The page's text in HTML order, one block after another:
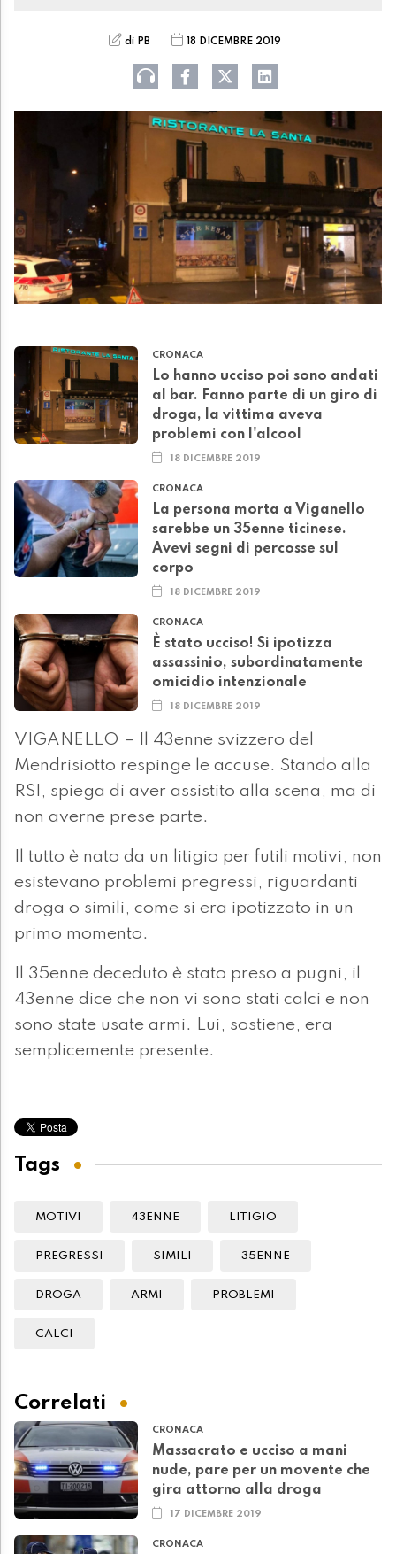
di PB 18 DICEMBRE 2019
CRONACA
Lo hanno ucciso poi sono andati
al bar. Fanno parte di un giro di
droga, la vittima aveva
problemi con l'alcool
18 DICEMBRE 2019
CRONACA
La persona morta a Viganello
sarebbe un 35enne ticinese.
Avevi segni di percosse sul
corpo
18 DICEMBRE 2019
CRONACA
È stato ucciso! Si ipotizza
assassinio, subordinatamente
omicidio intenzionale
18 DICEMBRE 2019
VIGANELLO – Il 43enne svizzero del
Mendrisiotto respinge le accuse. Stando alla
RSI, spiega di aver assistito alla scena, ma di
non averne prese parte.
Il tutto è nato da un litigio per futili motivi, non
esistevano problemi pregressi, riguardanti
droga o simili, come si era ipotizzato in un
primo momento.
Il 35enne deceduto è stato preso a pugni, il
43enne dice che non vi sono stati calci e non
sono state usate armi. Lui, sostiene, era
semplicemente presente.
Tags
MOTIVI 43ENNE LITIGIO
PREGRESSI SIMILI 35ENNE
DROGA ARMI PROBLEMI
CALCI
Correlati
CRONACA
Massacrato e ucciso a mani
nude, pare per un movente che
gira attorno alla droga
17 DICEMBRE 2019
CRONACA